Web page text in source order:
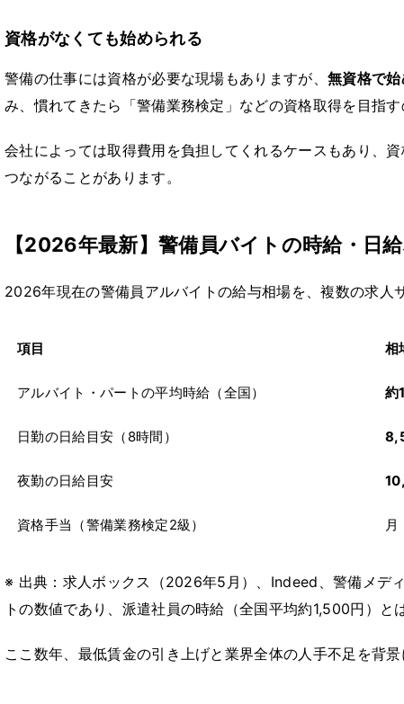
資格がなくても始められる
警備の仕事には資格が必要な現場もありますが、無資格で
み、慣れてきたら「警備業務検定」などの資格取得を目指す
会社によっては取得費用を負担してくれるケースもあり、
つながることがあります。
【2026年最新】警備員バイトの時給・日
2026年現在の警備員アルバイトの給与相場を、複数の求人
項目 相
アルバイト・パートの平均時給（全国） 約
日勤の日給目安（8時間）
夜勤の日給目安
資格手当（警備業務検定2級） 月
※ 出典：求人ボックス（2026年5月）、Indeed、警備メデ
トの数値であり、派遣社員の時給（全国平均約1,500円）と
ここ数年、最低賃金の引き上げと業界全体の人手不足を背